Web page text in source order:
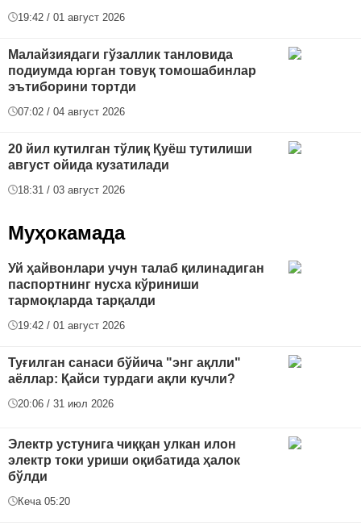
19:42 / 01 август 2026
Малайзиядаги гўзаллик танловида
подиумда юрган товуқ томошабинлар
эътиборини тортди
07:02 / 04 август 2026
20 йил кутилган тўлиқ Қуёш тутилиши
август ойида кузатилади
18:31 / 03 август 2026
Муҳокамада
Уй ҳайвонлари учун талаб қилинадиган
паспортнинг нусха кўриниши
тармоқларда тарқалди
19:42 / 01 август 2026
Туғилган санаси бўйича "энг ақлли"
аёллар: Қайси турдаги ақли кучли?
20:06 / 31 июл 2026
Электр устунига чиққан улкан илон
электр токи уриши оқибатида ҳалок
бўлди
Кеча 05:20